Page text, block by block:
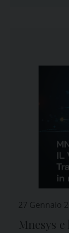
27 Gennaio
Mnesys